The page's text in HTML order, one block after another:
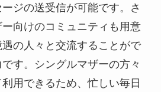
ジの送受信が可能です。さ
向けのコミュニティも用意
の人々と交流することがで
す。シングルマザーの方々
用できるため、忙しい毎日